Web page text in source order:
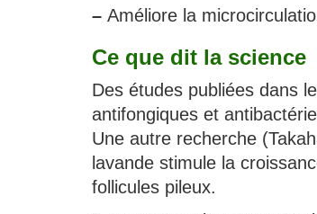
– Améliore la
Ce que dit la science
Des études publiées dans
antifongiques et
Une autre recherche
lavande stimule la
follicules pileux.